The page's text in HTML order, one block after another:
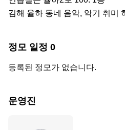
김해 율하 동네 음악, 악기 취미
정모 일정 0
등록된 정모가 없습니다.
운영진